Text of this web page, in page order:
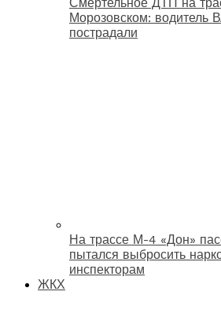
Морозовском: водитель
пострадали
На трассе М-4 «Дон»
пытался выбросить
инспекторам
ЖКХ